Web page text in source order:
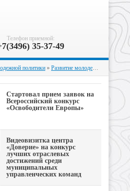
Телефон приемной:
35-37-49
политики » Развитие молодежных инициатив
Стартовал прием заявок на
Всероссийский конкурс
«Освободители Европы»
Видеовизитка центра
«Доверие» на конкурс
лучших отраслевых
достижений среди
муниципальных
управленческих команд